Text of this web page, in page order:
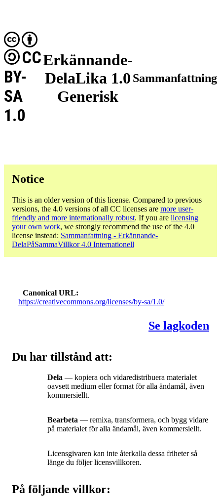
Erkännande-
DelaLika 1.0
Generisk
CC
BY-
SA
1.0
Sammanfattning
Notice
This is an older version of this license. Compared to previous
versions, the 4.0 versions of all CC licenses are more user-
friendly and more internationally robust. If you are licensing
your own work, we strongly recommend the use of the 4.0
license instead: Sammanfattning - Erkännande-
DelaPåSammaVillkor 4.0 Internationell
Canonical URL
https://creativecommons.org/licenses/by-sa/1.0/
Se lagkoden
Du har tillstånd att:
Dela — kopiera och vidaredistribuera materialet
oavsett medium eller format för alla ändamål, även
kommersiellt.
Bearbeta — remixa, transformera, och bygg vidare
på materialet för alla ändamål, även kommersiellt.
Licensgivaren kan inte återkalla dessa friheter så
länge du följer licensvillkoren.
På följande villkor: